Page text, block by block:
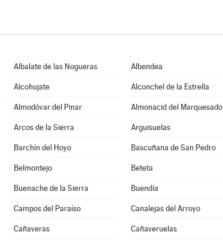
Albalate de las Nogueras Albendea
Alcohujate Alconchel de la Estrella
Almodóvar del Pinar Almonacid del Marquesado
Arcos de la Sierra Arguisuelas
Barchín del Hoyo Bascuñana de San Pedro
Belmontejo Beteta
Buenache de la Sierra Buendía
Campos del Paraíso Canalejas del Arroyo
Cañaveras Cañaveruelas